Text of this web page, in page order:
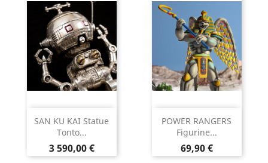
SAN KU KAI Statue
Tonto...
Prix
3 590,00 €
POWER RANGERS
Figurine...
Prix
69,90 €